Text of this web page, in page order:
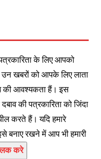
के लिए आपको
खबरों को आपके लिए लाता
की आवश्यकता हैं। इस
की पत्रकारिता को जिंदा
करते हैं। यदि हमारे
बनाए रखने में आप भी हमारी
करे